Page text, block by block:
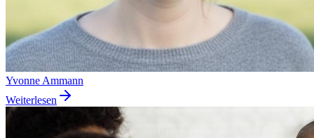
Yvonne Ammann
Weiterlesen